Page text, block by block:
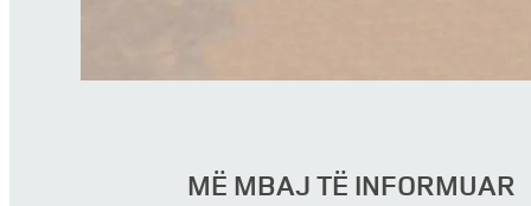
MË MBAJ TË INFORMUAR